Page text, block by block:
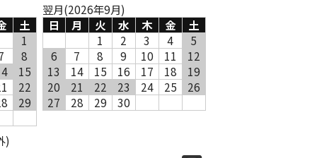
土
1
8
15
22
29
翌月(2026年9月)
日
月 火 水 木 金
土
1
2 3 4
5
6
7 8 9 10 11
12
13
14 15 16 17 18
19
20
21 22 23 24 25
26
27
28 29 30
)